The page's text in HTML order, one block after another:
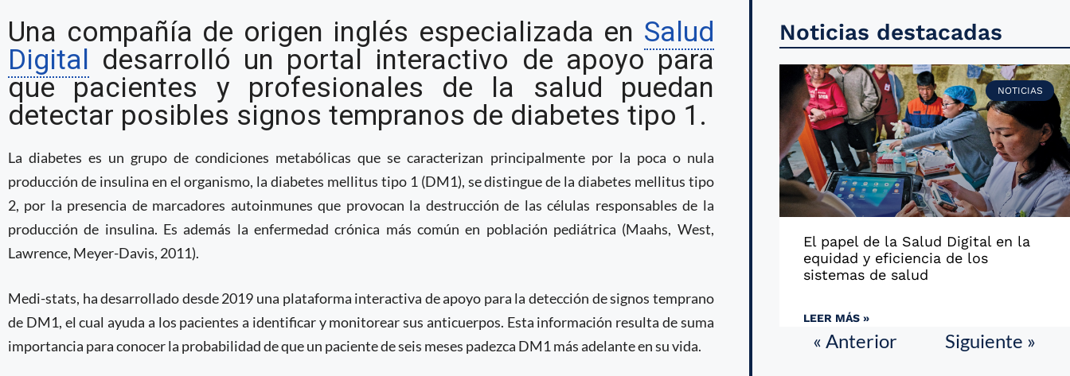
Compañía británica desarrolla plataforma para
la detección de signos de diabetes tipo 1
Una compañía de origen inglés especializada en Salud
Digital
desarrolló un portal interactivo de apoyo para
que pacientes y profesionales de la salud puedan
detectar posibles signos tempranos de diabetes tipo 1.
La diabetes es un grupo de condiciones metabólicas que se caracterizan principalmente por la poca o nula
producción de insulina en el organismo, la diabetes mellitus tipo 1 (DM1), se distingue de la diabetes mellitus tipo
2, por la presencia de marcadores autoinmunes que provocan la destrucción de las células responsables de la
producción de insulina. Es además la enfermedad crónica más común en población pediátrica (Maahs, West,
Lawrence, Meyer-Davis, 2011).
Medi-stats, ha desarrollado desde 2019 una plataforma interactiva de apoyo para la detección de signos temprano
de DM1, el cual ayuda a los pacientes a identificar y monitorear sus anticuerpos. Esta información resulta de suma
importancia para conocer la probabilidad de que un paciente de seis meses padezca DM1 más adelante en su vida.
Noticias destacadas
NOTICIAS
El papel de la Salud Digital en la
equidad y eficiencia de los
sistemas de salud
LEER MÁS »
« Anterior Siguiente »